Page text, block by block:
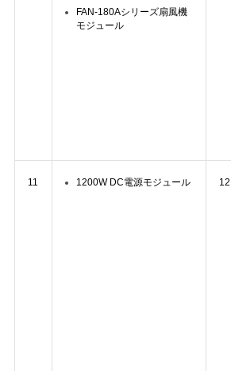
FAN-180Aシリーズ扇風機
モジュール
11 1200W DC電源モジュール 12